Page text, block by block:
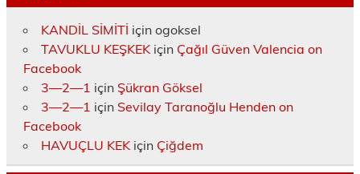
KANDİL SİMİTİ için ogoksel
TAVUKLU KEŞKEKiçin Çağıl Güven Valencia on
Facebook
3—2—1 için Şükran Göksel
3—2—1 için Sevilay Taranoğlu Henden on
Facebook
HAVUÇLU KEKiçin Çiğdem